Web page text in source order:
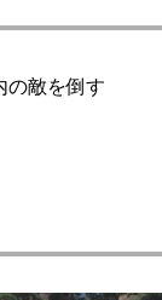
の敵を倒す